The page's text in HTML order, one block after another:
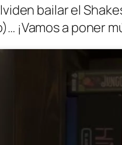
bailar el
¡Vamos a poner